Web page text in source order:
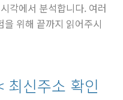
각에서 분석합니다. 여러
위해 끝까지 읽어주시
최신주소 확인